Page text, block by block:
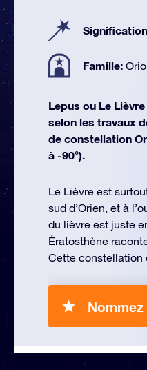
Famille:
Lepus ou Le
selon les travaux
de constellation
à -90°).
Le Lièvre est
sud d’Orien, et à
du lièvre est juste
Ératosthène
Cette constellation